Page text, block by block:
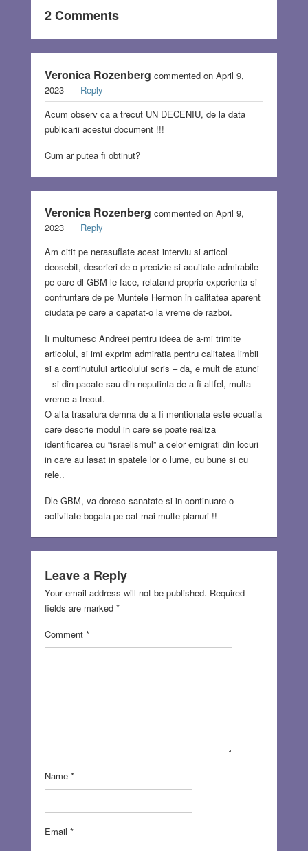
2 Comments
Veronica Rozenberg commented on April 9,
2023
Reply
Acum observ ca a trecut UN DECENIU, de la data
publicarii acestui document !!!
Cum ar putea fi obtinut?
Veronica Rozenberg commented on April 9,
2023
Reply
Am citit pe nerasuflate acest interviu si articol
deosebit, descrieri de o precizie si acuitate admirabile
pe care dl GBM le face, relatand propria experienta si
confruntare de pe Muntele Hermon in calitatea aparent
ciudata pe care a capatat-o la vreme de razboi.
Ii multumesc Andreei pentru ideea de a-mi trimite
articolul, si imi exprim admiratia pentru calitatea limbii
si a continutului articolului scris – da, e mult de atunci
– si din pacate sau din neputinta de a fi altfel, multa
vreme a trecut.
O alta trasatura demna de a fi mentionata este ecuatia
care descrie modul in care se poate realiza
identificarea cu “israelismul” a celor emigrati din locuri
in care au lasat in spatele lor o lume, cu bune si cu
rele..
Dle GBM, va doresc sanatate si in continuare o
activitate bogata pe cat mai multe planuri !!
Leave a Reply
Your email address will not be published. Required
fields are marked *
Comment *
Name *
Email *